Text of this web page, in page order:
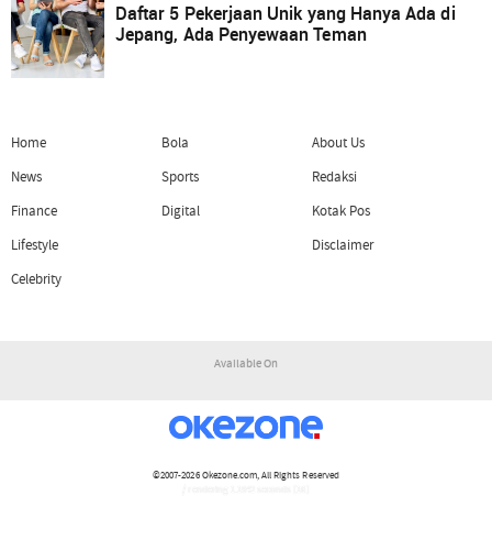
Daftar 5 Pekerjaan Unik yang Hanya Ada di
Jepang, Ada Penyewaan Teman
Home
News
Finance
Lifestyle
Celebrity
Bola
Sports
Digital
About Us
Redaksi
Kotak Pos
Disclaimer
Available On
©2007-2026Okezone.com, All Rights Reserved